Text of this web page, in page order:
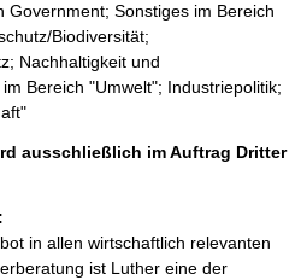
Government; Sonstiges im Bereich
Biodiversität;
Nachhaltigkeit und
Bereich "Umwelt"; Industriepolitik;
ausschließlich im Auftrag Dritter
in allen wirtschaftlich relevanten
ist Luther eine der